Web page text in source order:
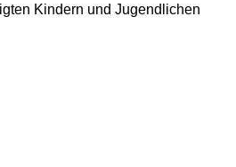
Kindern und Jugendlichen